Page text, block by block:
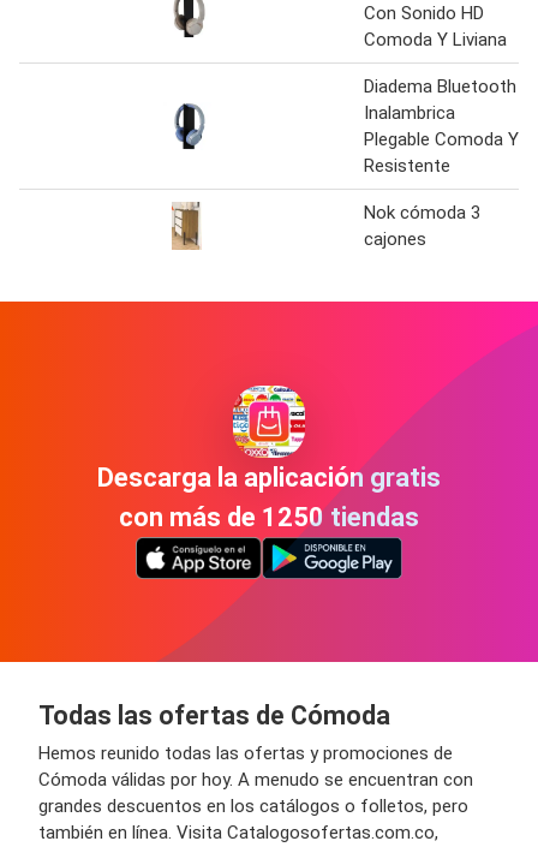
Con Sonido HD
Comoda Y Liviana
Diadema Bluetooth
Inalambrica
Plegable Comoda Y
Resistente
Nok cómoda 3
cajones
Descarga la aplicación gratis
con más de 1250 tiendas
Todas las ofertas de Cómoda
Hemos reunido todas las ofertas y promociones de
Cómoda válidas por hoy. A menudo se encuentran con
grandes descuentos en los catálogos o folletos, pero
también en línea. Visita Catalogosofertas.com.co,